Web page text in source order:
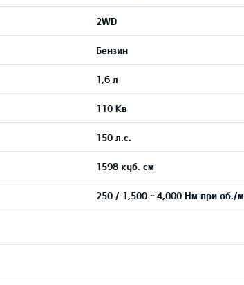
2WD
Бензин
1,6 л
110 Кв
150 л.с.
1598 куб. см
250 / 1,500 ~ 4,000 Нм при об./